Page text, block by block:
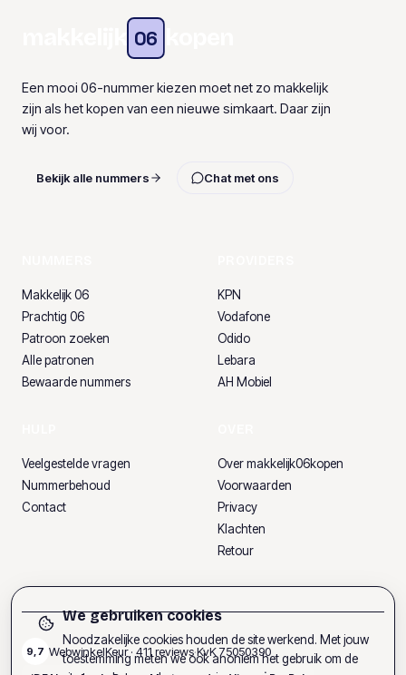
06
Een mooi 06-nummer kiezen moet net zo makkelijk
zijn als het kopen van een nieuwe simkaart. Daar zijn
wij voor.
Bekijk alle nummers Chat met ons
Makkelijk 06
Prachtig 06
Patroon zoeken
Alle patronen
Bewaarde nummers
KPN
Vodafone
Odido
Lebara
AH Mobiel
Veelgestelde vragen
Nummerbehoud
Contact
Over makkelijk06kopen
Voorwaarden
Privacy
Klachten
Retour
9,7 WebwinkelKeur · 411reviews·KvK75050390
We gebruiken cookies
Noodzakelijke cookies houden de site werkend. Met jouw
toestemming meten we ook anoniem het gebruik om de